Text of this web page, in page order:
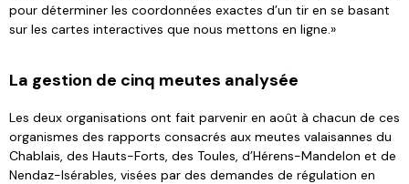
pour déterminer les coordonnées exactes d’un tir en se basant
sur les cartes interactives que nous mettons en ligne.»
La gestion de cinq meutes analysée
Les deux organisations ont fait parvenir en août à chacun de ces
organismes des rapports consacrés aux meutes valaisannes du
Chablais, des Hauts-Forts, des Toules, d’Hérens-Mandelon et de
Nendaz-Isérables, visées par des demandes de régulation en